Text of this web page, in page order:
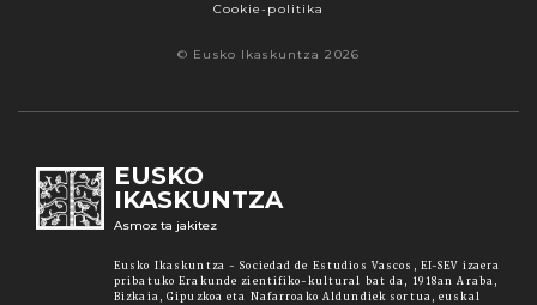
Cookie-politika
© Eusko Ikaskuntza 2026
EUSKO
IKASKUNTZA
Asmoz ta jakitez
Eusko Ikaskuntza - Sociedad de Estudios Vascos, EI-SEV izaera
pribatuko Erakunde zientifiko-kultural bat da, 1918an Araba,
Bizkaia, Gipuzkoa eta Nafarroako Aldundiek sortua, euskal